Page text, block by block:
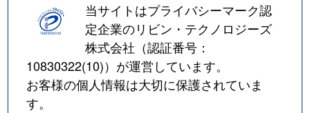
当サイトはプライバシーマーク認
定企業のリビン・テクノロジーズ
株式会社（認証番号：
10830322(10)）が運営しています。
お客様の個人情報は大切に保護されていま
す。